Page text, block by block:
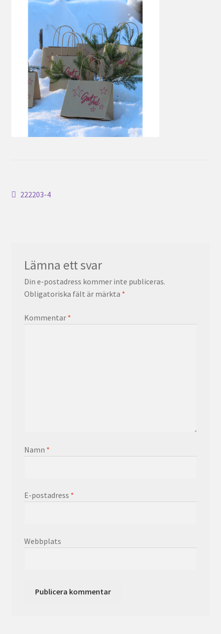
Inläggsnavigering
Föregående
222203-4
Lämna ett svar
Din e-postadress kommer inte publiceras.
Obligatoriska fält är märkta *
Kommentar *
Namn *
E-postadress *
Webbplats